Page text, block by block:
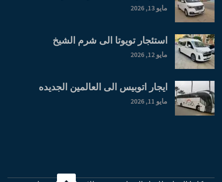
مايو 13, 2026
استئجار تويوتا الى شرم الشيخ
مايو 12, 2026
ايجار اتوبيس الى العالمين الجديده
مايو 11, 2026